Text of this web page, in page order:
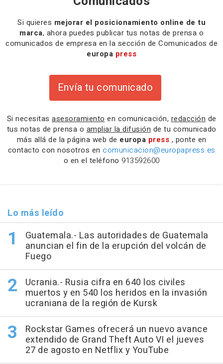
Si quieres mejorar el posicionamiento online de tu
marca, ahora puedes publicar tus notas de prensa o
comunicados de empresa en la sección de Comunicados de
europa press
Envía tu comunicado
Si necesitas asesoramiento en comunicación, redacción de
tus notas de prensa o ampliar la difusión de tu comunicado
más allá de la página web de europa press , ponte en
contacto con nosotros en comunicacion@europapress.es
o en el teléfono 913592600
Lo más leído
Guatemala.- Las autoridades de Guatemala
anuncian el fin de la erupción del volcán de
Fuego
Ucrania.- Rusia cifra en 640 los civiles
muertos y en 540 los heridos en la invasión
ucraniana de la región de Kursk
Rockstar Games ofrecerá un nuevo avance
extendido de Grand Theft Auto VI el jueves
27 de agosto en Netflix y YouTube